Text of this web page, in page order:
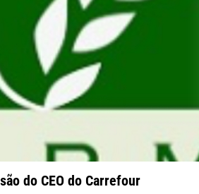
do CEO do Carrefour